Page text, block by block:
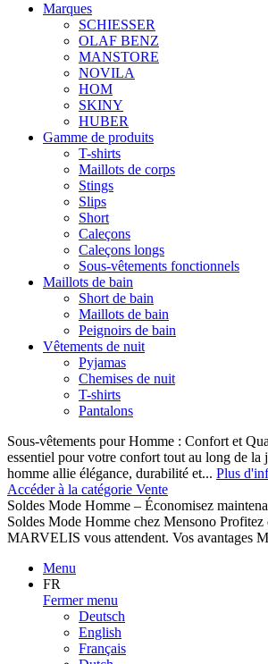
Marques
SCHIESSER
OLAF BENZ
MANSTORE
NOVILA
HOM
SKINY
HUBER
Gamme de produits
T-shirts
Maillots de corps
Stings
Slips
Short
Caleçons
Caleçons longs
Sous-vêtements fonctionnels
Maillots de bain
Short de bain
Maillots de bain
Peignoirs de bain
Vêtements de nuit
Pyjamas
Chemises de nuit
T-shirts
Pantalons
Sous-vêtements pour Homme : Confort et
essentiel pour votre confort tout au long de
homme allie élégance, durabilité et... Plus
Accéder à la catégorie Vente
Soldes Mode Homme – Économisez
Soldes Mode Homme chez Mensono
MARVELIS vous attendent. Vos avantages
Menu
FR
Fermer menu
Deutsch
English
Français